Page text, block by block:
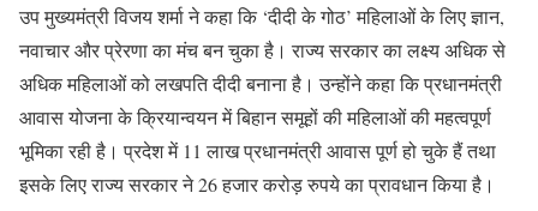
उप मुख्यमंत्री विजय शर्मा ने कहा कि ‘दीदी के गोठ’ महिलाओं के लिए ज्ञान,
नवाचार और प्रेरणा का मंच बन चुका है। राज्य सरकार का लक्ष्य अधिक से
अधिक महिलाओं को लखपति दीदी बनाना है। उन्होंने कहा कि प्रधानमंत्री
आवास योजना के क्रियान्वयन में बिहान समूहों की महिलाओं की महत्वपूर्ण
भूमिका रही है। प्रदेश में 11 लाख प्रधानमंत्री आवास पूर्ण हो चुके हैं तथा
इसके लिए राज्य सरकार ने 26 हजार करोड़ रुपये का प्रावधान किया है।